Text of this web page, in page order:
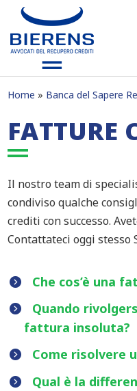
Home Banca del Sapere
FATTURE
Il nostro team di
condiviso qualche
crediti con successo.
Contattateci oggi stesso
Che cos’è una
Quando
fattura insoluta?
Come risolvere
Qual è la